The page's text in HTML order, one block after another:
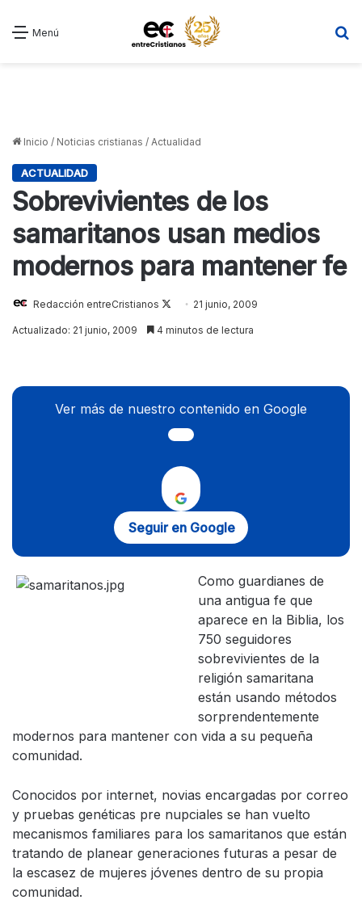
Menú
Inicio / Noticias cristianas / Actualidad
ACTUALIDAD
Sobrevivientes de los
samaritanos usan medios
modernos para mantener fe
Redacción entreCristianos
Follow
on
21 junio, 2009
Actualizado: 21 junio, 2009 4 minutos de lectura
Ver más de nuestro contenido en Google
Seguir en Google
Como guardianes de
una antigua fe que
aparece en la Biblia, los
750 seguidores
sobrevivientes de la
religión samaritana
están usando métodos
sorprendentemente
modernos para mantener con vida a su pequeña
comunidad.
Conocidos por internet, novias encargadas por correo
y pruebas genéticas pre nupciales se han vuelto
mecanismos familiares para los samaritanos que están
tratando de planear generaciones futuras a pesar de
la escasez de mujeres jóvenes dentro de su propia
comunidad.